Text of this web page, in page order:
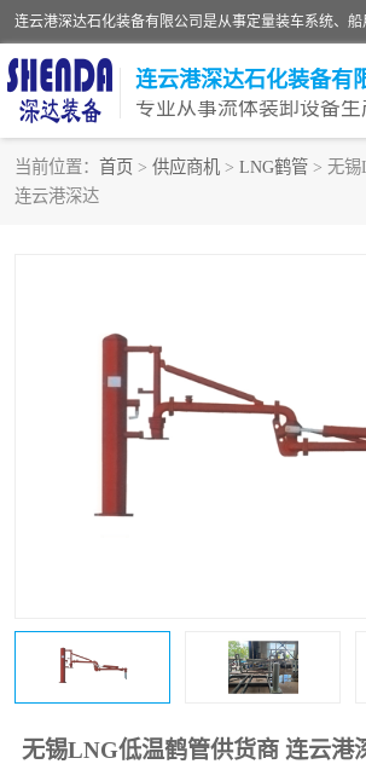
连云港深达石化装备有
当前位置： 首页 > 供应商机 > LNG鹤管 > 无
连云港深达
无锡LNG低温鹤管供货商 连云港
鹤管
液氨装鹤管
流体装卸臂
汽车鹤